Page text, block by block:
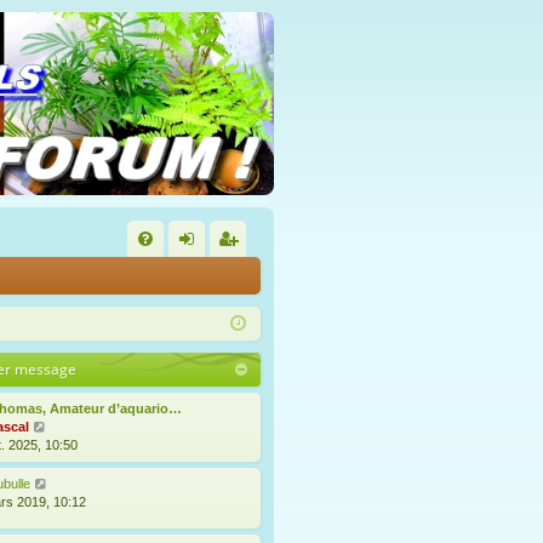
Q ne
on
nr
ist
message
Amateur d’aquario…
o
i
d
2025, 10:50
o
r
2019, 10:12